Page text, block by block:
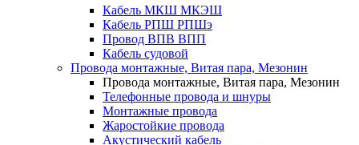
Кабель МКШ МКЭШ
Кабель РПШ РПШэ
Провод ВПВ ВПП
Кабель судовой
Провода монтажные, Витая пара, Мезонин
Провода монтажные, Витая пара, Мезонин
Телефонные провода и шнуры
Монтажные провода
Жаростойкие провода
Акустический кабель